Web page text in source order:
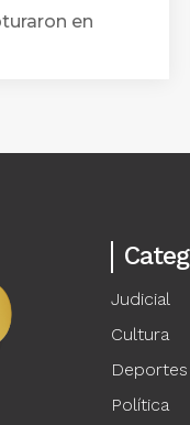
en
Judicial
Cultura
Deportes
Política